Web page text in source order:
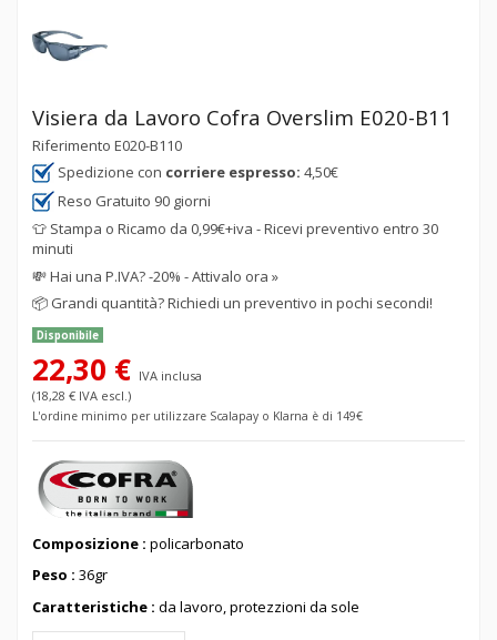
Visiera da Lavoro Cofra Overslim E020-B11
Riferimento E020-B110
Spedizione con corriere espresso: 4,50€
Reso Gratuito 90 giorni
👕 Stampa o Ricamo da 0,99€+iva - Ricevi preventivo entro 30
minuti
💸Hai una P.IVA? -20% - Attivalo ora »
📦 Grandi quantità? Richiedi un preventivo in pochi secondi!
Disponibile
22,30 € IVA inclusa
(18,28 € IVA escl.)
L'ordine minimo per utilizzare Scalapay o Klarna è di 149€
Composizione : policarbonato
Peso : 36gr
Caratteristiche : da lavoro, protezzioni da sole